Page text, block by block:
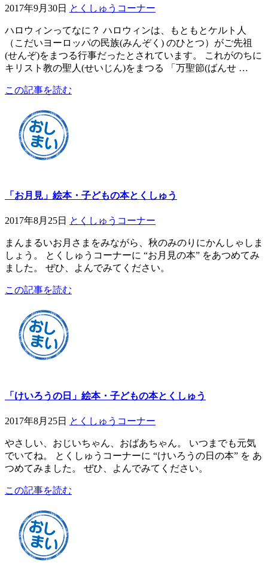
2017年9月30日 とくしゅうコーナー
ハロウィンってなに？ ハロウィンは、もともとケルト人
（こだいヨーロッパの民族(みんぞく) のひとつ）がご先祖
(せんぞ)をまつる行事だったとされています。 これがのちに
キリスト教の聖人(せいじん)をまつる 「万聖節(ばんせ …
この記事を読む
「お月見」絵本・子どもの本とくしゅう
2017年8月25日 とくしゅうコーナー
まんまるいお月さまをみながら、秋のみのりにかんしゃしま
しょう。 とくしゅうコーナーに “お月見の本” をあつめてみ
ました。 ぜひ、よんでみてください。
この記事を読む
「けいろうの日」絵本・子どもの本とくしゅう
2017年8月25日 とくしゅうコーナー
やさしい、おじいちゃん、おばあちゃん。 いつまでも元気
でいてね。 とくしゅうコーナーに “けいろうの日の本” を あ
つめてみました。 ぜひ、よんでみてください。
この記事を読む